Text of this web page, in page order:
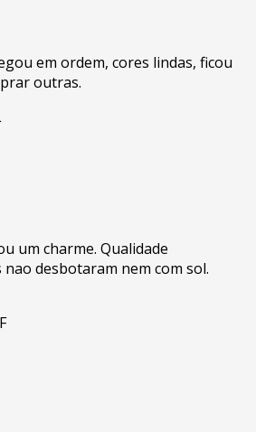
em ordem, cores lindas, ficou
outras.
um charme. Qualidade
desbotaram nem com sol.